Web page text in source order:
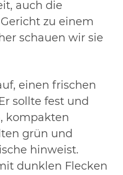
auch die
zu einem
schauen wir sie
einen frischen
sollte fest und
kompakten
grün und
hinweist.
dunklen Flecken